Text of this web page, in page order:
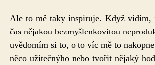
Ale to mě taky inspiruje. Když vidím,
čas nějakou bezmyšlenkovitou
uvědomím si to, o to víc mě to
něco užitečnýho nebo tvořit nějaký